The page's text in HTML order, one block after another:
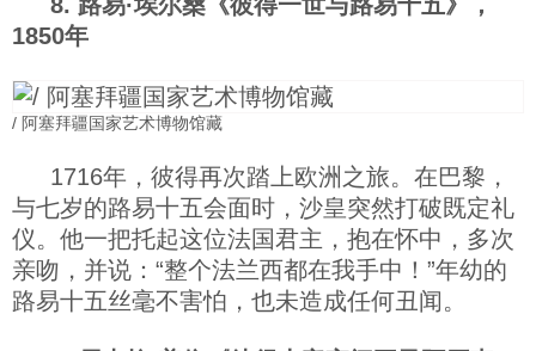
1850年
/ 阿塞拜疆国家艺术博物馆藏
1716年，彼得再次踏上欧洲之旅。在巴黎，
与七岁的路易十五会面时，沙皇突然打破既定礼
仪。他一把托起这位法国君主，抱在怀中，多次
亲吻，并说：“整个法兰西都在我手中！”年幼的
路易十五丝毫不害怕，也未造成任何丑闻。